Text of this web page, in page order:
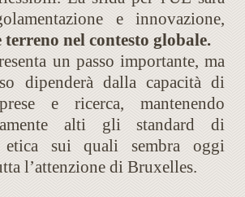
e innovazione,
terreno nel contesto globale.
un passo importante, ma
dipenderà dalla capacità di
e ricerca, mantenendo
alti gli standard di
etica sui quali sembra oggi
l’attenzione di Bruxelles.